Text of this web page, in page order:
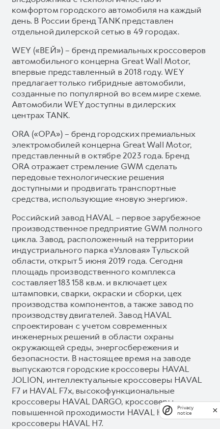
комфортом городского автомобиля на каждый
день. В России бренд TANK представлен
отдельной дилерской сетью в 49 городах.
WEY («ВЕЙ») – бренд премиальных кроссоверов
автомобильного концерна Great Wall Motor,
впервые представленный в 2018 году. WEY
предлагает только гибридные автомобили,
созданные по популярной во всем мире схеме.
Автомобили WEY доступны в дилерских
центрах TANK.
ORA («ОРА») – бренд городских премиальных
электромобилей концерна Great Wall Motor,
представленный в октябре 2023 года. Бренд
ORA отражает стремление GWM сделать
передовые технологические решения
доступными и продвигать транспортные
средства, использующие «новую энергию».
Российский завод HAVAL – первое зарубежное
производственное предприятие GWM полного
цикла. Завод, расположенный на территории
индустриального парка «Узловая» Тульской
области, открыт 5 июня 2019 года. Сегодня
площадь производственного комплекса
составляет 183 158 кв.м. и включает цех
штамповки, сварки, окраски и сборки, цех
производства компонентов, а также завод по
производству двигателей. Завод HAVAL
спроектирован с учетом современных
инженерных решений в области охраны
окружающей среды, энергосбережения и
безопасности. В настоящее время на заводе
выпускаются городские кроссоверы HAVAL
JOLION, интеллектуальные кроссоверы HAVAL
F7 и HAVAL F7x, высокофункциональные
кроссоверы HAVAL DARGO, кроссоверы
повышенной проходимости HAVAL H3 и новые
кроссоверы HAVAL H7.
Privacy
notice